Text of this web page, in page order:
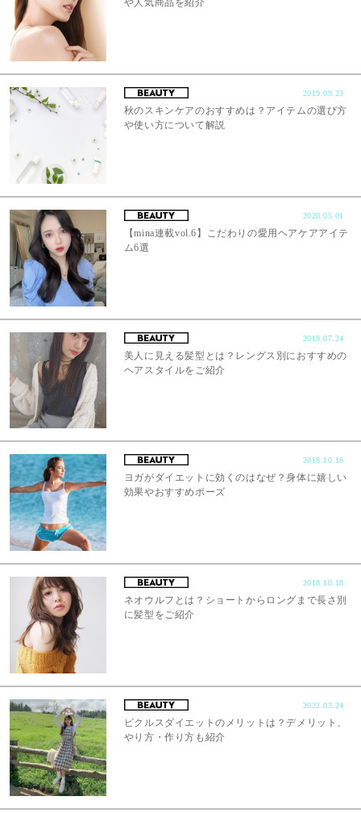
や人気商品を紹介
2019.09.23
秋のスキンケアのおすすめは？アイテムの選び方
や使い方について解説
2020.05.01
【mina連載vol.6】こだわりの愛用ヘアケアアイテ
ム6選
2019.07.24
美人に見える髪型とは？レングス別におすすめの
ヘアスタイルをご紹介
2018.10.18
ヨガがダイエットに効くのはなぜ？身体に嬉しい
効果やおすすめポーズ
2018.10.18
ネオウルフとは？ショートからロングまで長さ別
に髪型をご紹介
2022.03.24
ピクルスダイエットのメリットは？デメリット、
やり方・作り方も紹介